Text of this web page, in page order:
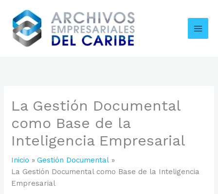
contenido
La Gestión Documental
como Base de la
Inteligencia Empresarial
Inicio
Gestión Documental
La Gestión Documental como Base de la Inteligencia
Empresarial